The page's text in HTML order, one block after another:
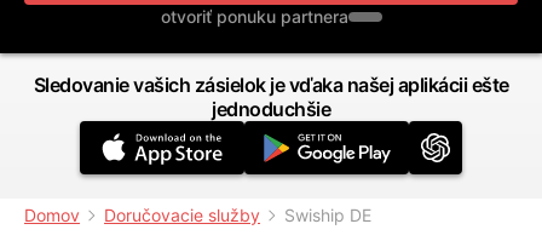
otvoriť ponuku partnera
Sledovanie vašich zásielok je vďaka našej aplikácii ešte
jednoduchšie
Domov Doručovacie služby Swiship DE